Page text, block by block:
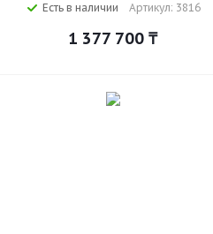
Есть в наличии Артикул: 3816
1 377 700 ₸